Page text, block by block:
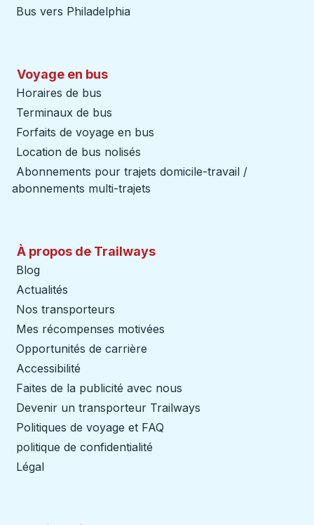
Bus vers Philadelphia
Voyage en bus
Horaires de bus
Terminaux de bus
Forfaits de voyage en bus
Location de bus nolisés
Abonnements pour trajets domicile-travail /
abonnements multi-trajets
À propos de Trailways
Blog
Actualités
Nos transporteurs
Mes récompenses motivées
Opportunités de carrière
Accessibilité
Faites de la publicité avec nous
Devenir un transporteur Trailways
Politiques de voyage et FAQ
politique de confidentialité
Légal